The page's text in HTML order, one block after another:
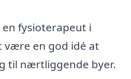
fysioterapeut i
være en god idé at
til nærtliggende byer.